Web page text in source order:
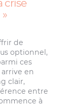
crise
de
optionnel,
ces
en
clair,
entre
à